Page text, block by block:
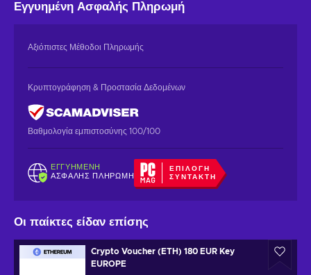
Εγγυημένη Ασφαλής Πληρωμή
Αξιόπιστες Μέθοδοι Πληρωμής
Κρυπτογράφηση & Προστασία Δεδομένων
Βαθμολογία εμπιστοσύνης 100/100
ΕΓΓΥΗΜΈΝΗ
ΑΣΦΑΛΉΣ ΠΛΗΡΩΜΉ
ΕΠΙΛΟΓΉ
ΣΥΝΤΆΚΤΗ
Οι παίκτες είδαν επίσης
Crypto Voucher (ETH) 180 EUR Key
EUROPE